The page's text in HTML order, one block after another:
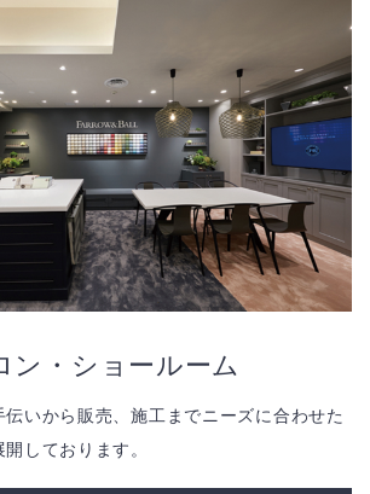
ン・ショールーム
いから販売、施工までニーズに合わせた
しております。